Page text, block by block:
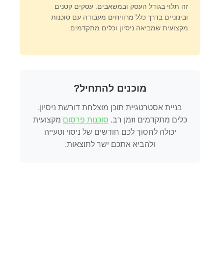
זה תלוי בגודל העסק ובמשאבים. עסקים קטנים
ובינוניים בדרך כלל מרוויחים מעבודה עם סוכנות
מקצועית שמביאה ניסיון וכלים מתקדמים.
מוכנים להתחיל?
בניית אסטרטגיית תוכן מוצלחת דורשת ניסיון,
כלים מתקדמים וזמן רב. סוכנות פרסום מקצועית
יכולה לחסוך לכם חודשים של ניסוי וטעייה
ולהביא אתכם ישר לתוצאות.